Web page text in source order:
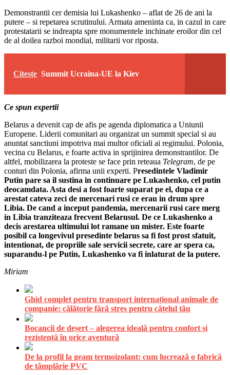
Demonstrantii cer demisia lui Lukashenko – aflat de 26 de ani la
putere – si repetarea scrutinului. Armata ameninta ca, in cazul in care
protestatarii se indreapta spre monumentele inchinate eroilor din cel
de al doilea razboi mondial, militarii vor riposta.
Citeste Summit Ucraina-UE la Kiev
Ce spun expertii
Belarus a devenit cap de afis pe agenda diplomatica a Uniunii
Europene. Liderii comunitari au organizat un summit special si au
anuntat sanctiuni impotriva mai multor oficiali ai regimului. Polonia,
vecina cu Belarus, e foarte activa in sprijinirea demonstrantilor. De
altfel, mobilizarea la proteste se face prin reteaua Telegram, de pe
conturi din Polonia, afirma unii experti. Presedintele Vladimir
Putin pare sa il sustina in continuare pe Lukashenko, cel putin
deocamdata. Asta desi a fost foarte suparat pe el, dupa ce a
arestat cateva zeci de mercenari rusi ce erau in drum spre
Libia. De cand a inceput pandemia, mercenarii rusi care merg
in Libia tranziteaza frecvent Belarusul. De ce Lukashenko a
decis arestarea ultimului lot ramane un mister. Este foarte
posibil ca longevivul presedinte belarus sa fi fost prost sfatuit,
intentionat, de propriile sale servicii secrete, care ar spera ca,
suparandu-l pe Putin, Lukashenko va fi inlaturat de la putere.
Miriam
Ghid complet pentru transport internațional animale de
companie: călătorie fără stres pentru cățelul tău
Bocancii de deșert – alegerea ideală pentru confort și
rezistență în orice aventură
De la profil la geam termoizolant: cum lucrează o fabrică
de tâmplărie PVC